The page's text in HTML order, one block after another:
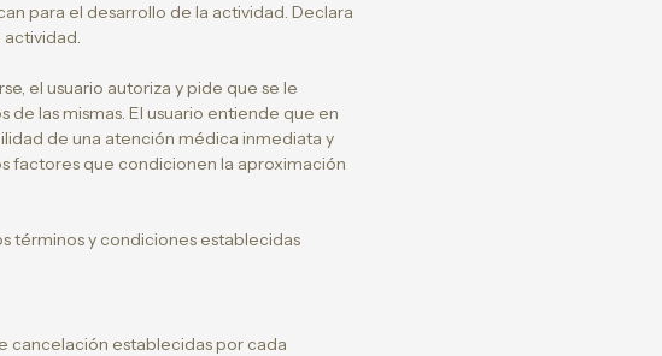
para el desarrollo de la actividad. Declara
el usuario autoriza y pide que se le
las mismas. El usuario entiende que en
de una atención médica inmediata y
factores que condicionen la aproximación
términos y condiciones establecidas
cancelación establecidas por cada